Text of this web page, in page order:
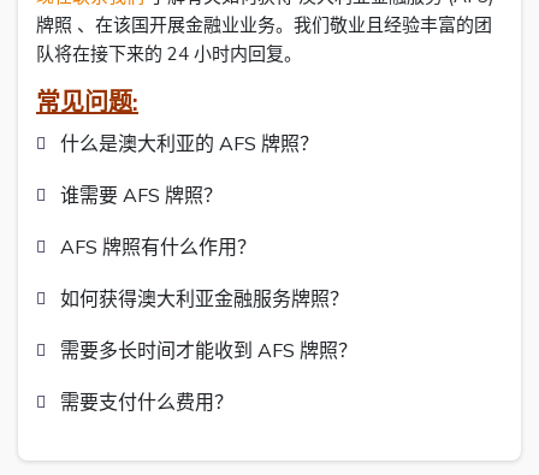
牌照 、在该国开展金融业业务。我们敬业且经验丰富的团
队将在接下来的 24 小时内回复。
常见问题:
什么是澳大利亚的 AFS 牌照？
谁需要 AFS 牌照？
AFS 牌照有什么作用？
如何获得澳大利亚金融服务牌照？
需要多长时间才能收到 AFS 牌照？
需要支付什么费用？